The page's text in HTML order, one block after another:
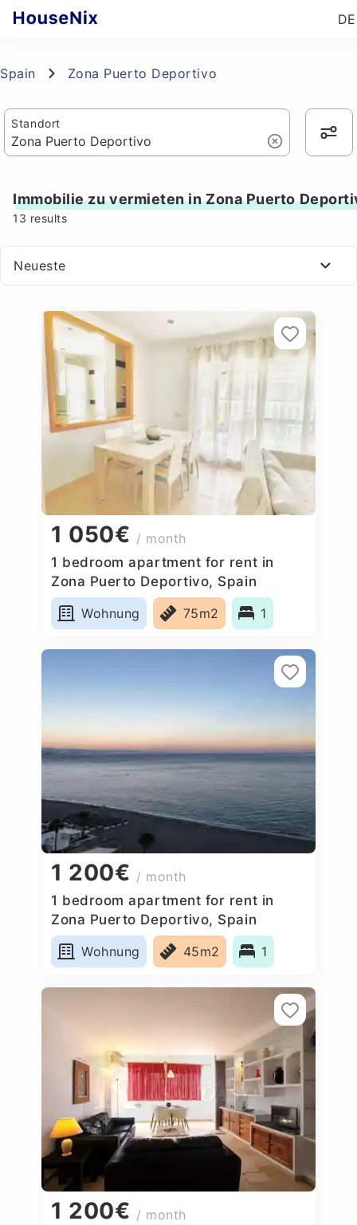
DE
Spain Zona Puerto Deportivo
Standort
Immobilie zu vermieten in Zona Puerto
13 results
Neueste
1 050€ / month
1 bedroom apartment for rent in
Zona Puerto Deportivo, Spain
Wohnung
75m2 1
1 200€ / month
1 bedroom apartment for rent in
Zona Puerto Deportivo, Spain
Wohnung
45m2 1
1 200€ / month